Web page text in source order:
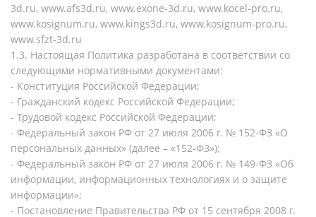
3d.ru, www.afs3d.ru, www.exone-3d.ru, www.kocel-pro.ru,
www.kosignum.ru, www.kings3d.ru, www.kosignum-pro.ru,
www.sfzt-3d.ru
1.3. Настоящая Политика разработана в соответствии со
следующими нормативными документами:
- Конституция Российской Федерации;
- Гражданский кодекс Российской Федерации;
- Трудовой кодекс Российской Федерации;
- Федеральный закон РФ от 27 июля 2006 г. № 152-ФЗ «О
персональных данных» (далее – «152-ФЗ»);
- Федеральный закон РФ от 27 июля 2006 г. № 149-ФЗ «Об
информации, информационных технологиях и о защите
информации»;
- Постановление Правительства РФ от 15 сентября 2008 г.